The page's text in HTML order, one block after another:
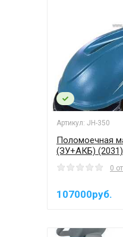
Артикул: JH-350
Поломоечная
(ЗУ+АКБ) (2031)
0
107000руб.